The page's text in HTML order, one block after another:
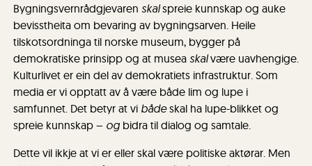
Bygningsvernrådgjevaren skalspreie kunnskap og auke
bevisstheita om bevaring av bygningsarven. Heile
tilskotsordninga til norske museum, bygger på
demokratiske prinsipp og at musea skalvære uavhengige.
Kulturlivet er ein del av demokratiets infrastruktur. Som
media er vi opptatt av å være både lim og lupe i
samfunnet. Det betyr at vi bådeskal ha lupe-blikket og
spreie kunnskap – ogbidra til dialog og samtale.
Dette vil ikkje at vi er eller skal være politiske aktørar. Men